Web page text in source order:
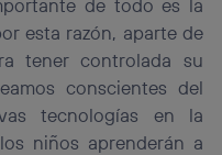
de todo es la
esta razón, aparte de
tener controlada su
conscientes del
tecnologías en la
niños aprenderán a